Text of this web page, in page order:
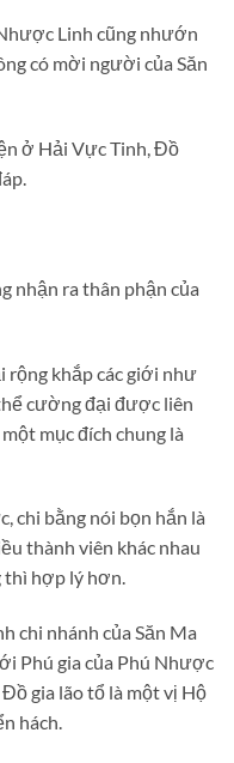
Linh cũng nhướn
có mời người của Săn
ở Hải Vực Tinh, Đồ
ra thân phận của
rộng khắp các giới như
cường đại được liên
mục đích chung là
chi bằng nói bọn hắn là
thành viên khác nhau
thì hợp lý hơn.
chi nhánh của Săn Ma
Phú gia của Phú Nhược
gia lão tổ là một vị Hộ
hách.